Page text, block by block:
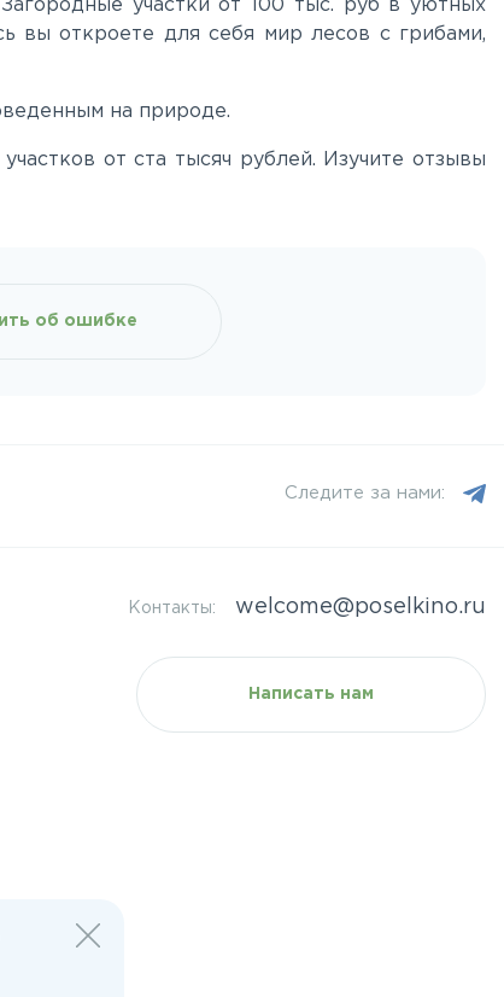
участки от 100 тыс. руб в уютных
вы откроете для себя мир лесов с грибами,
на природе.
от ста тысяч рублей. Изучите отзывы
об ошибке
Следите за нами:
Контакты: welcome@poselkino.ru
Написать нам